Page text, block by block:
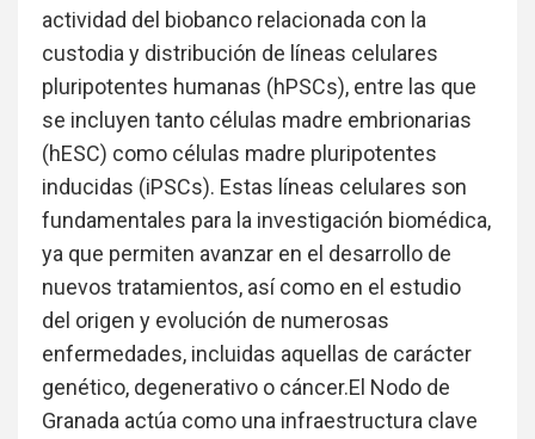
actividad del biobanco relacionada con la
custodia y distribución de líneas celulares
pluripotentes humanas (hPSCs), entre las que
se incluyen tanto células madre embrionarias
(hESC) como células madre pluripotentes
inducidas (iPSCs). Estas líneas celulares son
fundamentales para la investigación biomédica,
ya que permiten avanzar en el desarrollo de
nuevos tratamientos, así como en el estudio
del origen y evolución de numerosas
enfermedades, incluidas aquellas de carácter
genético, degenerativo o cáncer.El Nodo de
Granada actúa como una infraestructura clave